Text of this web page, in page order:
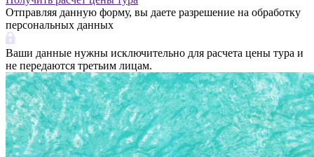
Отправляя данную форму, вы даете разрешение на обработку
персональных данных
Ваши данные нужны исключительно для расчета цены тура и
не передаются третьим лицам.